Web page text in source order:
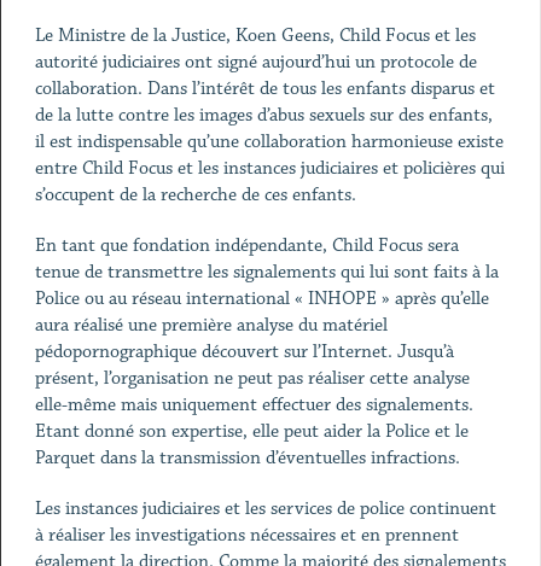
Le Ministre de la Justice, Koen Geens, Child Focus et les
autorité judiciaires ont signé aujourd’hui un protocole de
collaboration. Dans l’intérêt de tous les enfants disparus et
de la lutte contre les images d’abus sexuels sur des enfants,
il est indispensable qu’une collaboration harmonieuse existe
entre Child Focus et les instances judiciaires et policières qui
s’occupent de la recherche de ces enfants.
En tant que fondation indépendante, Child Focus sera
tenue de transmettre les signalements qui lui sont faits à la
Police ou au réseau international « INHOPE » après qu’elle
aura réalisé une première analyse du matériel
pédopornographique découvert sur l’Internet. Jusqu’à
présent, l’organisation ne peut pas réaliser cette analyse
elle-même mais uniquement effectuer des signalements.
Etant donné son expertise, elle peut aider la Police et le
Parquet dans la transmission d’éventuelles infractions.
Les instances judiciaires et les services de police continuent
à réaliser les investigations nécessaires et en prennent